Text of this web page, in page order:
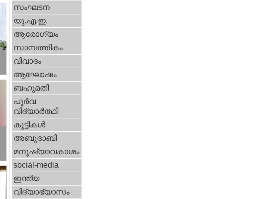
സംഘടന
യു.എ.ഇ.
ആരോഗ്യം
സാമ്പത്തികം
വിവാദം
ആഘോഷം
ബഹുമതി
പൂര്‍വ
വിദ്യാര്‍ത്ഥി
കുട്ടികള്‍
അബുദാബി
മനുഷ്യാവകാശം
social-media
ഇന്ത്യ
വിദ്യാഭ്യാസം